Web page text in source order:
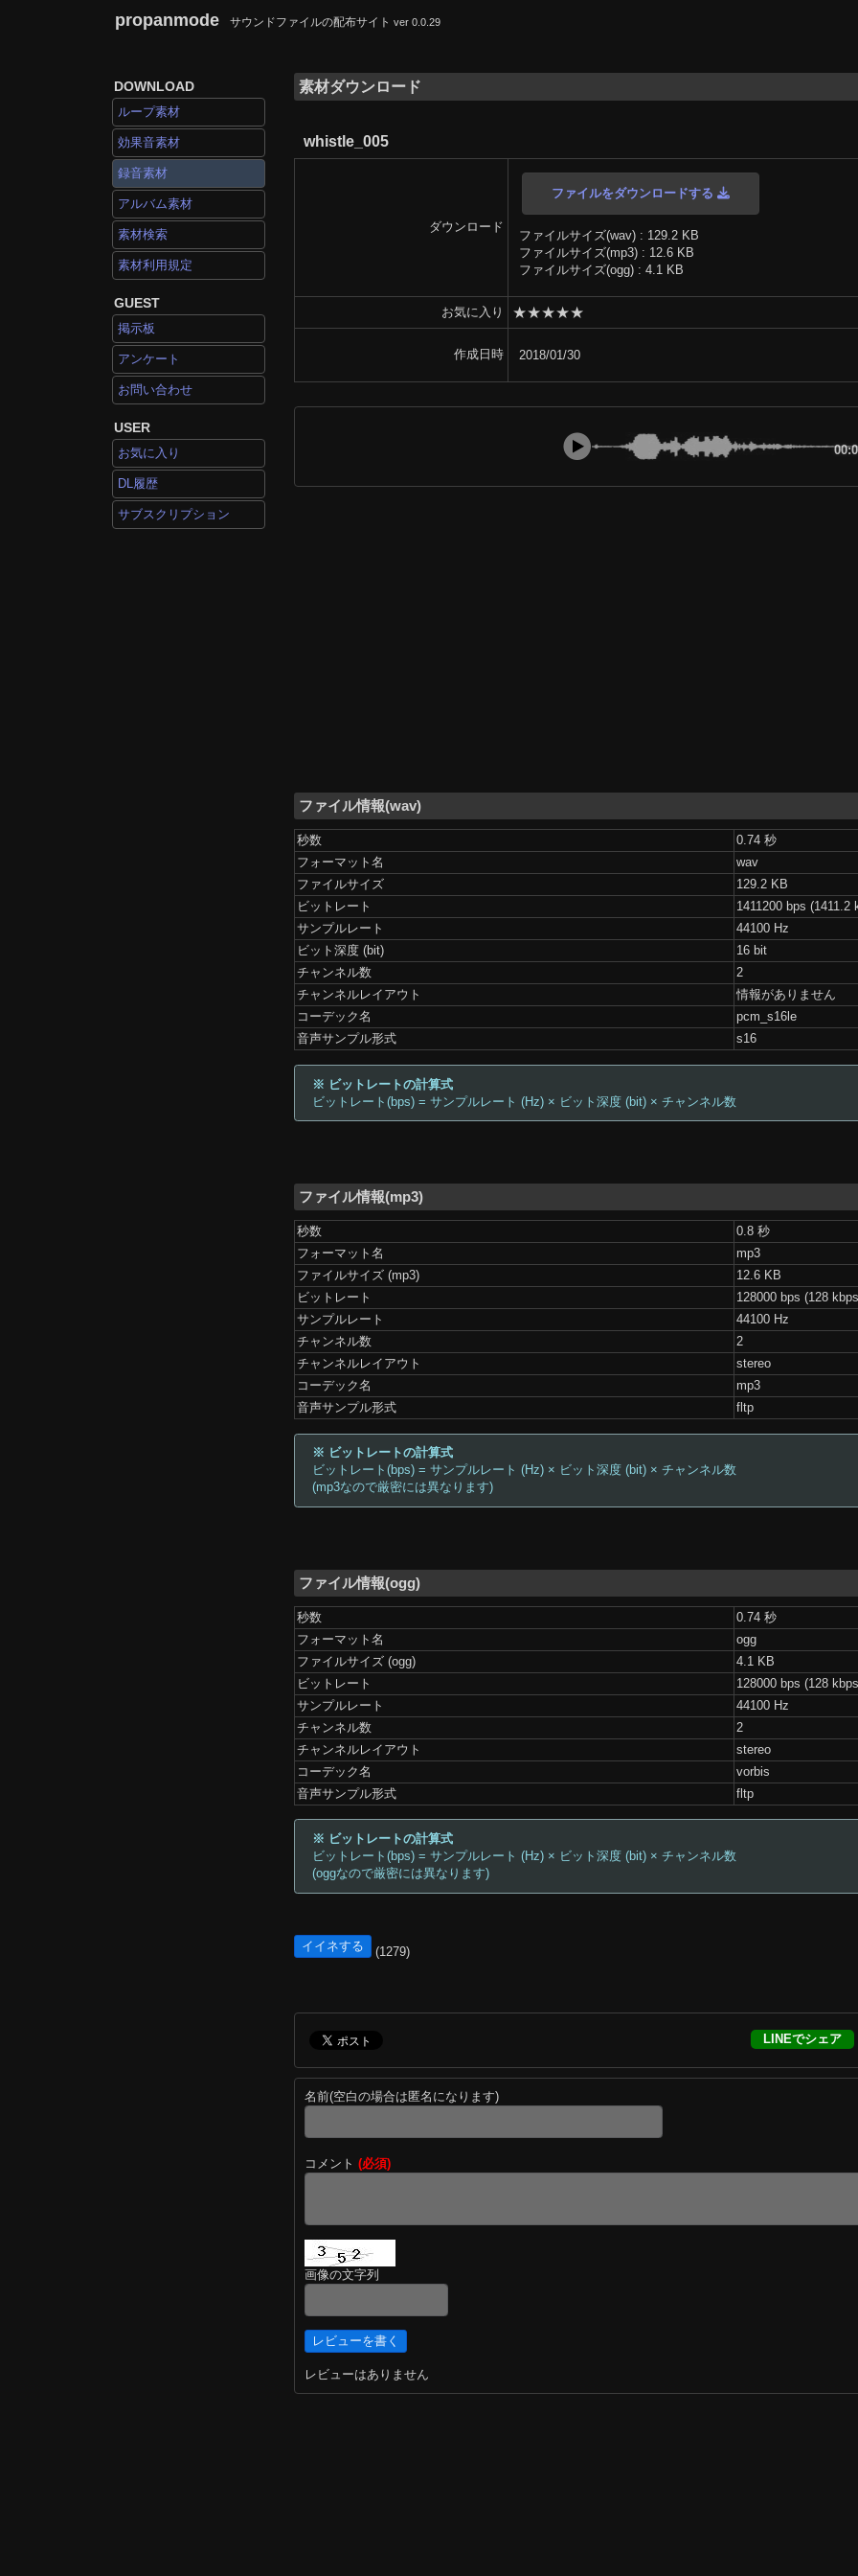
propanmode サウンドファイルの配布サイト ver 0.0.29
DOWNLOAD
ループ素材
効果音素材
録音素材
アルバム素材
素材検索
素材利用規定
GUEST
掲示板
アンケート
お問い合わせ
USER
お気に入り
DL履歴
サブスクリプション
素材ダウンロード
whistle_005
ダウンロード
ファイルをダウンロードする
ファイルサイズ(wav) : 129.2 KB
ファイルサイズ(mp3) : 12.6 KB
ファイルサイズ(ogg) : 4.1 KB
お気に入り ★★★★★
作成日時 2018/01/30
ファイル情報(wav)
秒数
0.74 秒
フォーマット名
wav
ファイルサイズ
129.2 KB
ビットレート
1411200 bps (1411.2
サンプルレート
44100 Hz
ビット深度 (bit)
16 bit
チャンネル数
2
チャンネルレイアウト
情報がありません
コーデック名
pcm_s16le
音声サンプル形式
s16
※ ビットレートの計算式
ビットレート(bps) = サンプルレート (Hz) × ビット深度 (bit) × チャンネル数
ファイル情報(mp3)
秒数
0.8 秒
フォーマット名
mp3
ファイルサイズ (mp3)
12.6 KB
ビットレート
128000 bps (128
サンプルレート
44100 Hz
チャンネル数
2
チャンネルレイアウト
stereo
コーデック名
mp3
音声サンプル形式
fltp
※ ビットレートの計算式
ビットレート(bps) = サンプルレート (Hz) × ビット深度 (bit) × チャンネル数
(mp3なので厳密には異なります)
ファイル情報(ogg)
秒数
0.74 秒
フォーマット名
ogg
ファイルサイズ (ogg)
4.1 KB
ビットレート
128000 bps (128
サンプルレート
44100 Hz
チャンネル数
2
チャンネルレイアウト
stereo
コーデック名
vorbis
音声サンプル形式
fltp
※ ビットレートの計算式
ビットレート(bps) = サンプルレート (Hz) × ビット深度 (bit) × チャンネル数
(oggなので厳密には異なります)
イイネする (1279)
LINEでシェア
名前(空白の場合は匿名になります)
コメント (必須)
画像の文字列
レビューはありません